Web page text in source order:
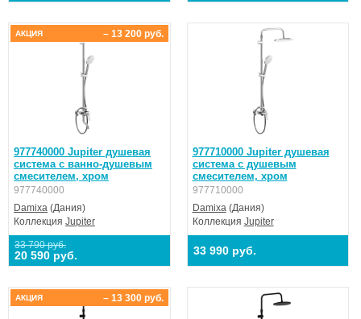
977740000 Jupiter душевая
система с ванно-душевым
смесителем, хром
977740000
Damixa (Дания)
Коллекция Jupiter
33 790 руб.
20 590 руб.
– 13 200 руб.
АКЦИЯ
977710000 Jupiter душевая
система с душевым
смесителем, хром
977710000
Damixa(Дания)
Коллекция Jupiter
33 990 руб.
– 13 300 руб.
АКЦИЯ